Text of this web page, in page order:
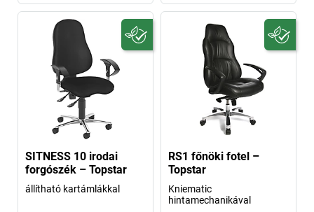
SITNESS 10 irodai
forgószék – Topstar
állítható kartámlákkal
RS1 főnöki fotel –
Topstar
Kniematic
hintamechanikával